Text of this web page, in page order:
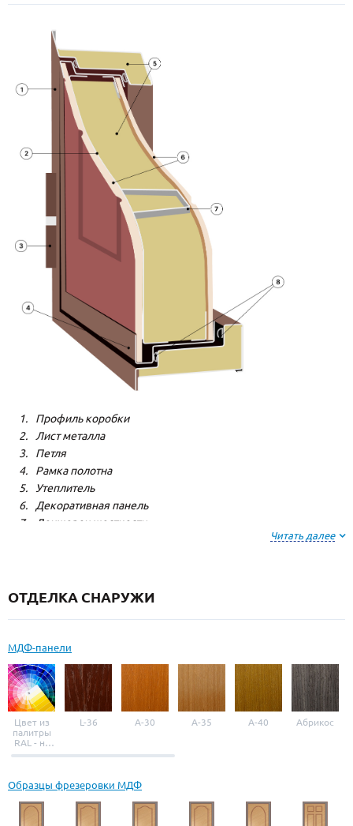
Профиль коробки
Лист металла
Петля
Рамка полотна
Утеплитель
Декоративная панель
Лонжерон жесткости
Читать далее
ОТДЕЛКА СНАРУЖИ
МДФ-панели
Цвет из
палитры
RAL - на
выбор
L-36 A-30 A-35 A-40 Абрикос
Образцы фрезеровки МДФ